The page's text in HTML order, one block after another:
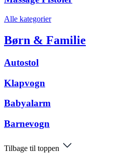
Alle kategorier
Børn & Familie
Autostol
Klapvogn
Babyalarm
Barnevogn
Tilbage til toppen